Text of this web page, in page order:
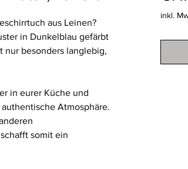
aus Leinen?
in Dunkelblau gefärbt
nur besonders langlebig,
in eurer Küche und
Atmosphäre.
somit ein
inkl.